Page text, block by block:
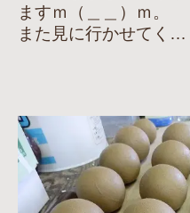
ますｍ（＿＿）ｍ。
また見に行かせてく…